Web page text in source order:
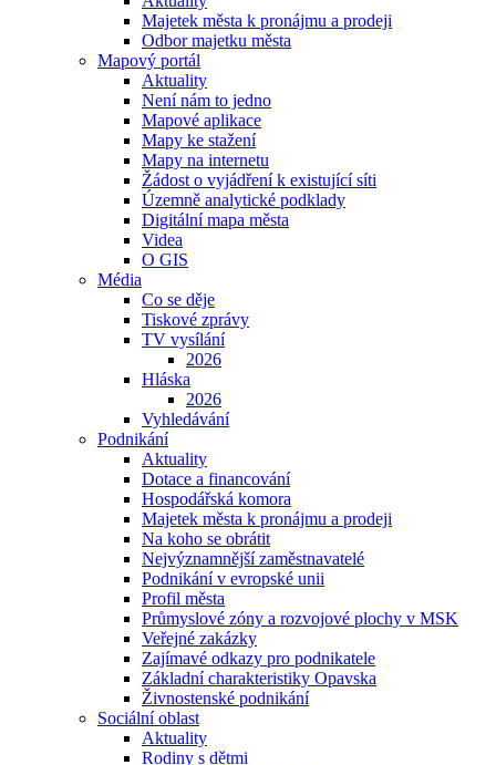
Majetek města k pronájmu a prodeji
Odbor majetku města
Mapový portál
Aktuality
Není nám to jedno
Mapové aplikace
Mapy ke stažení
Mapy na internetu
Žádost o vyjádření k existující síti
Územně analytické podklady
Digitální mapa města
Videa
O GIS
Média
Co se děje
Tiskové zprávy
TV vysílání
2026
Hláska
2026
Vyhledávání
Podnikání
Aktuality
Dotace a financování
Hospodářská komora
Majetek města k pronájmu a prodeji
Na koho se obrátit
Nejvýznamnější zaměstnavatelé
Podnikání v evropské unii
Profil města
Průmyslové zóny a rozvojové plochy v MSK
Veřejné zakázky
Zajímavé odkazy pro podnikatele
Základní charakteristiky Opavska
Živnostenské podnikání
Sociální oblast
Aktuality
Rodiny s dětmi